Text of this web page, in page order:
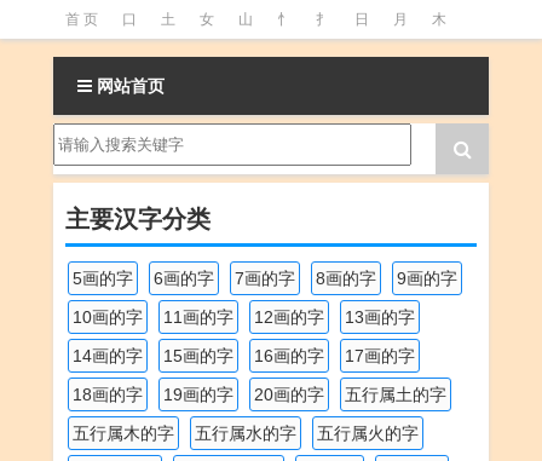
首 页 口 土 女 山 忄 扌 日 月 木
氵 火 王 石 竹 糹 艹 虫 言 足
阝 魚
网站首页
主要汉字分类
5画的字 6画的字 7画的字 8画的字
9画的字
10画的字
11画的字 12画的字
13画的字
14画的字
15画的字 16画的字
17画的字
18画的字
19画的字 20画的字
五行属土的字
五行属木的字
五行属水的字
五行属火的字